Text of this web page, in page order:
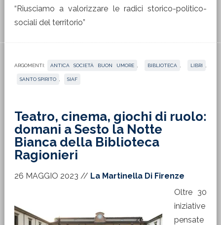
“Riusciamo a valorizzare le radici storico-politico-
sociali del territorio”
ARGOMENTI: ANTICA SOCIETÀ BUON UMORE BIBLIOTECA LIBRI
SANTO SPIRITO SIAF
Teatro, cinema, giochi di ruolo:
domani a Sesto la Notte
Bianca della Biblioteca
Ragionieri
26 MAGGIO 2023 // La Martinella Di Firenze
Oltre 30
iniziative
pensate